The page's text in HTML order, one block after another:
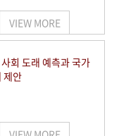
VIEW MORE
회 도래 예측과 국가
제안